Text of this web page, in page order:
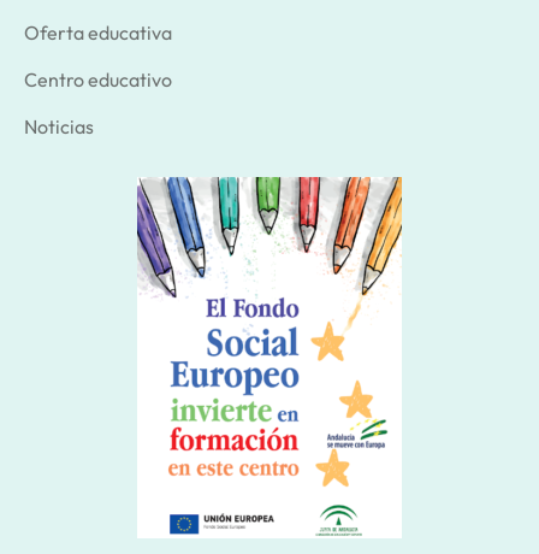
Oferta educativa
Centro educativo
Noticias